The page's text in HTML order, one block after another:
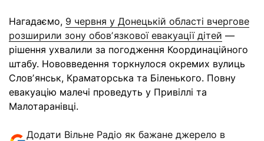
Нагадаємо, 9 червня у Донецькій області вчергове
розширили зону обовʼязкової евакуації дітей —
рішення ухвалили за погодження Координаційного
штабу. Нововведення торкнулося окремих вулиць
Словʼянськ, Краматорська та Біленького. Повну
евакуацію малечі проведуть у Привіллі та
Малотаранівці.
Додати Вільне Радіо як бажане джерело в